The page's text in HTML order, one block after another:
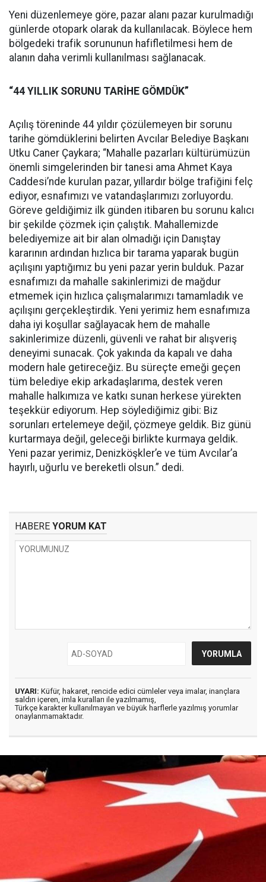
Yeni düzenlemeye göre, pazar alanı pazar kurulmadığı
günlerde otopark olarak da kullanılacak. Böylece hem
bölgedeki trafik sorununun hafifletilmesi hem de
alanın daha verimli kullanılması sağlanacak.
“44 YILLIK SORUNU TARİHE GÖMDÜK”
Açılış töreninde 44 yıldır çözülemeyen bir sorunu
tarihe gömdüklerini belirten Avcılar Belediye Başkanı
Utku Caner Çaykara; “Mahalle pazarları kültürümüzün
önemli simgelerinden bir tanesi ama Ahmet Kaya
Caddesi’nde kurulan pazar, yıllardır bölge trafiğini felç
ediyor, esnafımızı ve vatandaşlarımızı zorluyordu.
Göreve geldiğimiz ilk günden itibaren bu sorunu kalıcı
bir şekilde çözmek için çalıştık. Mahallemizde
belediyemize ait bir alan olmadığı için Danıştay
kararının ardından hızlıca bir tarama yaparak bugün
açılışını yaptığımız bu yeni pazar yerin bulduk. Pazar
esnafımızı da mahalle sakinlerimizi de mağdur
etmemek için hızlıca çalışmalarımızı tamamladık ve
açılışını gerçekleştirdik. Yeni yerimiz hem esnafımıza
daha iyi koşullar sağlayacak hem de mahalle
sakinlerimize düzenli, güvenli ve rahat bir alışveriş
deneyimi sunacak. Çok yakında da kapalı ve daha
modern hale getireceğiz. Bu süreçte emeği geçen
tüm belediye ekip arkadaşlarıma, destek veren
mahalle halkımıza ve katkı sunan herkese yürekten
teşekkür ediyorum. Hep söylediğimiz gibi: Biz
sorunları ertelemeye değil, çözmeye geldik. Biz günü
kurtarmaya değil, geleceği birlikte kurmaya geldik.
Yeni pazar yerimiz, Denizköşkler’e ve tüm Avcılar’a
hayırlı, uğurlu ve bereketli olsun.” dedi.
HABERE YORUM KAT
UYARI: Küfür, hakaret, rencide edici cümleler veya imalar, inançlara
saldırı içeren, imla kuralları ile yazılmamış,
Türkçe karakter kullanılmayan ve büyük harflerle yazılmış yorumlar
onaylanmamaktadır.